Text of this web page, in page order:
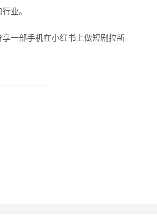
业。
一部手机在小红书上做短剧拉新